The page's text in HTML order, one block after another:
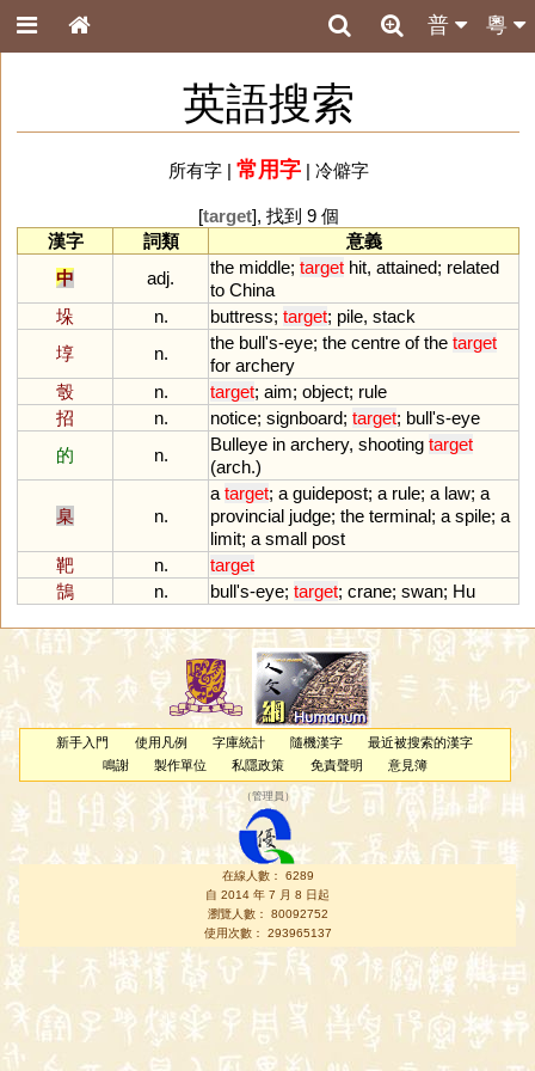
粵
普
英語搜索
所有字| 常用字| 冷僻字
[target], 找到 9 個
漢字
詞類
意義
中
adj.
the middle; target hit, attained; related
to China
垛
n. buttress; target; pile, stack
埻
n.
the bull's-eye; the centre of the target
for archery
彀
n. target; aim; object; rule
招
n. notice; signboard; target; bull's-eye
的
n.
Bulleye in archery, shooting target
(arch.)
臬 n.
a target; a guidepost; a rule; a law; a
provincial judge; the terminal; a spile; a
limit; a small post
靶
n.
target
鵠
n. bull's-eye; target; crane; swan; Hu
新手入門 使用凡例 字庫統計 隨機漢字
最近被搜索的漢字
鳴謝
製作單位 私隱政策 免責聲明 意見簿
（管理員 ）
在線人數： 6289
自 2014 年 7 月 8 日起
瀏覽人數： 80092752
使用次數： 293965137